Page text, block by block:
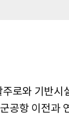
로와 기반시
공항 이전과